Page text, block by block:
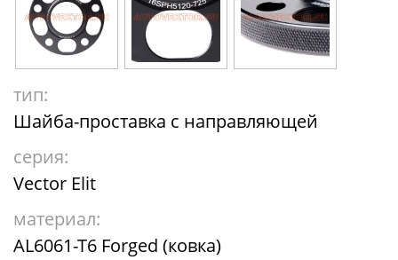
тип:
Шайба-проставка с направляющей
серия:
Vector Elit
материал:
AL6061-T6 Forged (ковка)